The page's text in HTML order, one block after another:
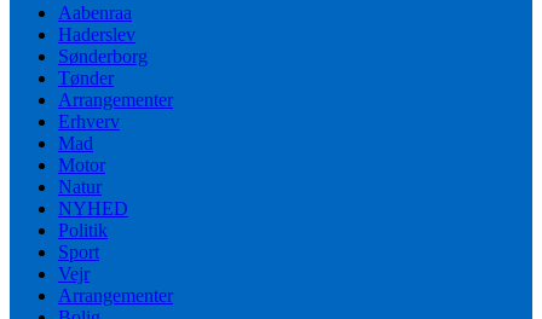
Aabenraa
Haderslev
Sønderborg
Tønder
Arrangementer
Erhverv
Mad
Motor
Natur
NYHED
Politik
Sport
Vejr
Arrangementer